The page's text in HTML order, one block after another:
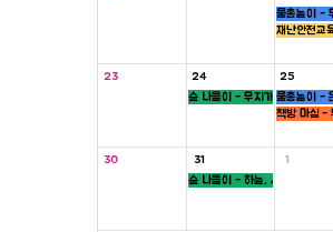
물총놀이 -
재난안전교
23
24
숲 나들이 - 무지개, 씨앗반
25
물총놀이 -
책방 마실 -
30
31
숲 나들이 - 하늘, 새싹반
1